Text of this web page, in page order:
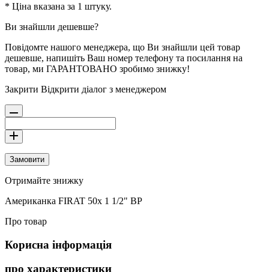
* Ціна вказана за 1 штуку.
Ви знайшли дешевше?
Повідомте нашого менеджера, що Ви знайшли цей товар
дешевше, напишіть Ваш номер телефону та посилання на
товар, ми ГАРАНТОВАНО зробимо знижку!
Закрити Відкрити діалог з менеджером
Замовити
Отримайте знижку
Американка FIRAT 50х 1 1/2" ВР
Про товар
Корисна інформація
про характеристики